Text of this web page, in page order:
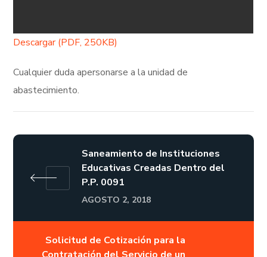
Descargar (PDF, 250KB)
Cualquier duda apersonarse a la unidad de
abastecimiento.
Saneamiento de Instituciones
Educativas Creadas Dentro del
P.P. 0091
AGOSTO 2, 2018
Solicitud de Cotización para la